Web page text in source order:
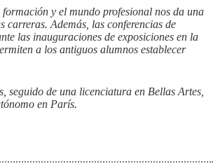
y el mundo profesional nos da una
carreras. Además, las conferencias de
las inauguraciones de exposiciones en la
a los antiguos alumnos establecer
seguido de una licenciatura en Bellas Artes,
en París.